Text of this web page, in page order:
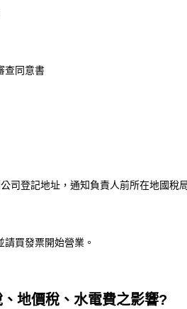
查同意書
司登記地址，通知負責人前所在地國稅
買發票開始營業。
地價稅、水電費之影響?